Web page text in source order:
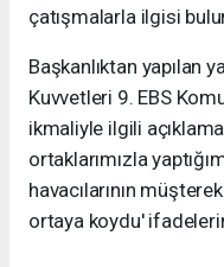
çatışmalarla ilgisi
Başkanlıktan yapılan
Kuvvetleri 9. EBS
ikmaliyle ilgili
ortaklarımızla
havacılarının
ortaya koydu'